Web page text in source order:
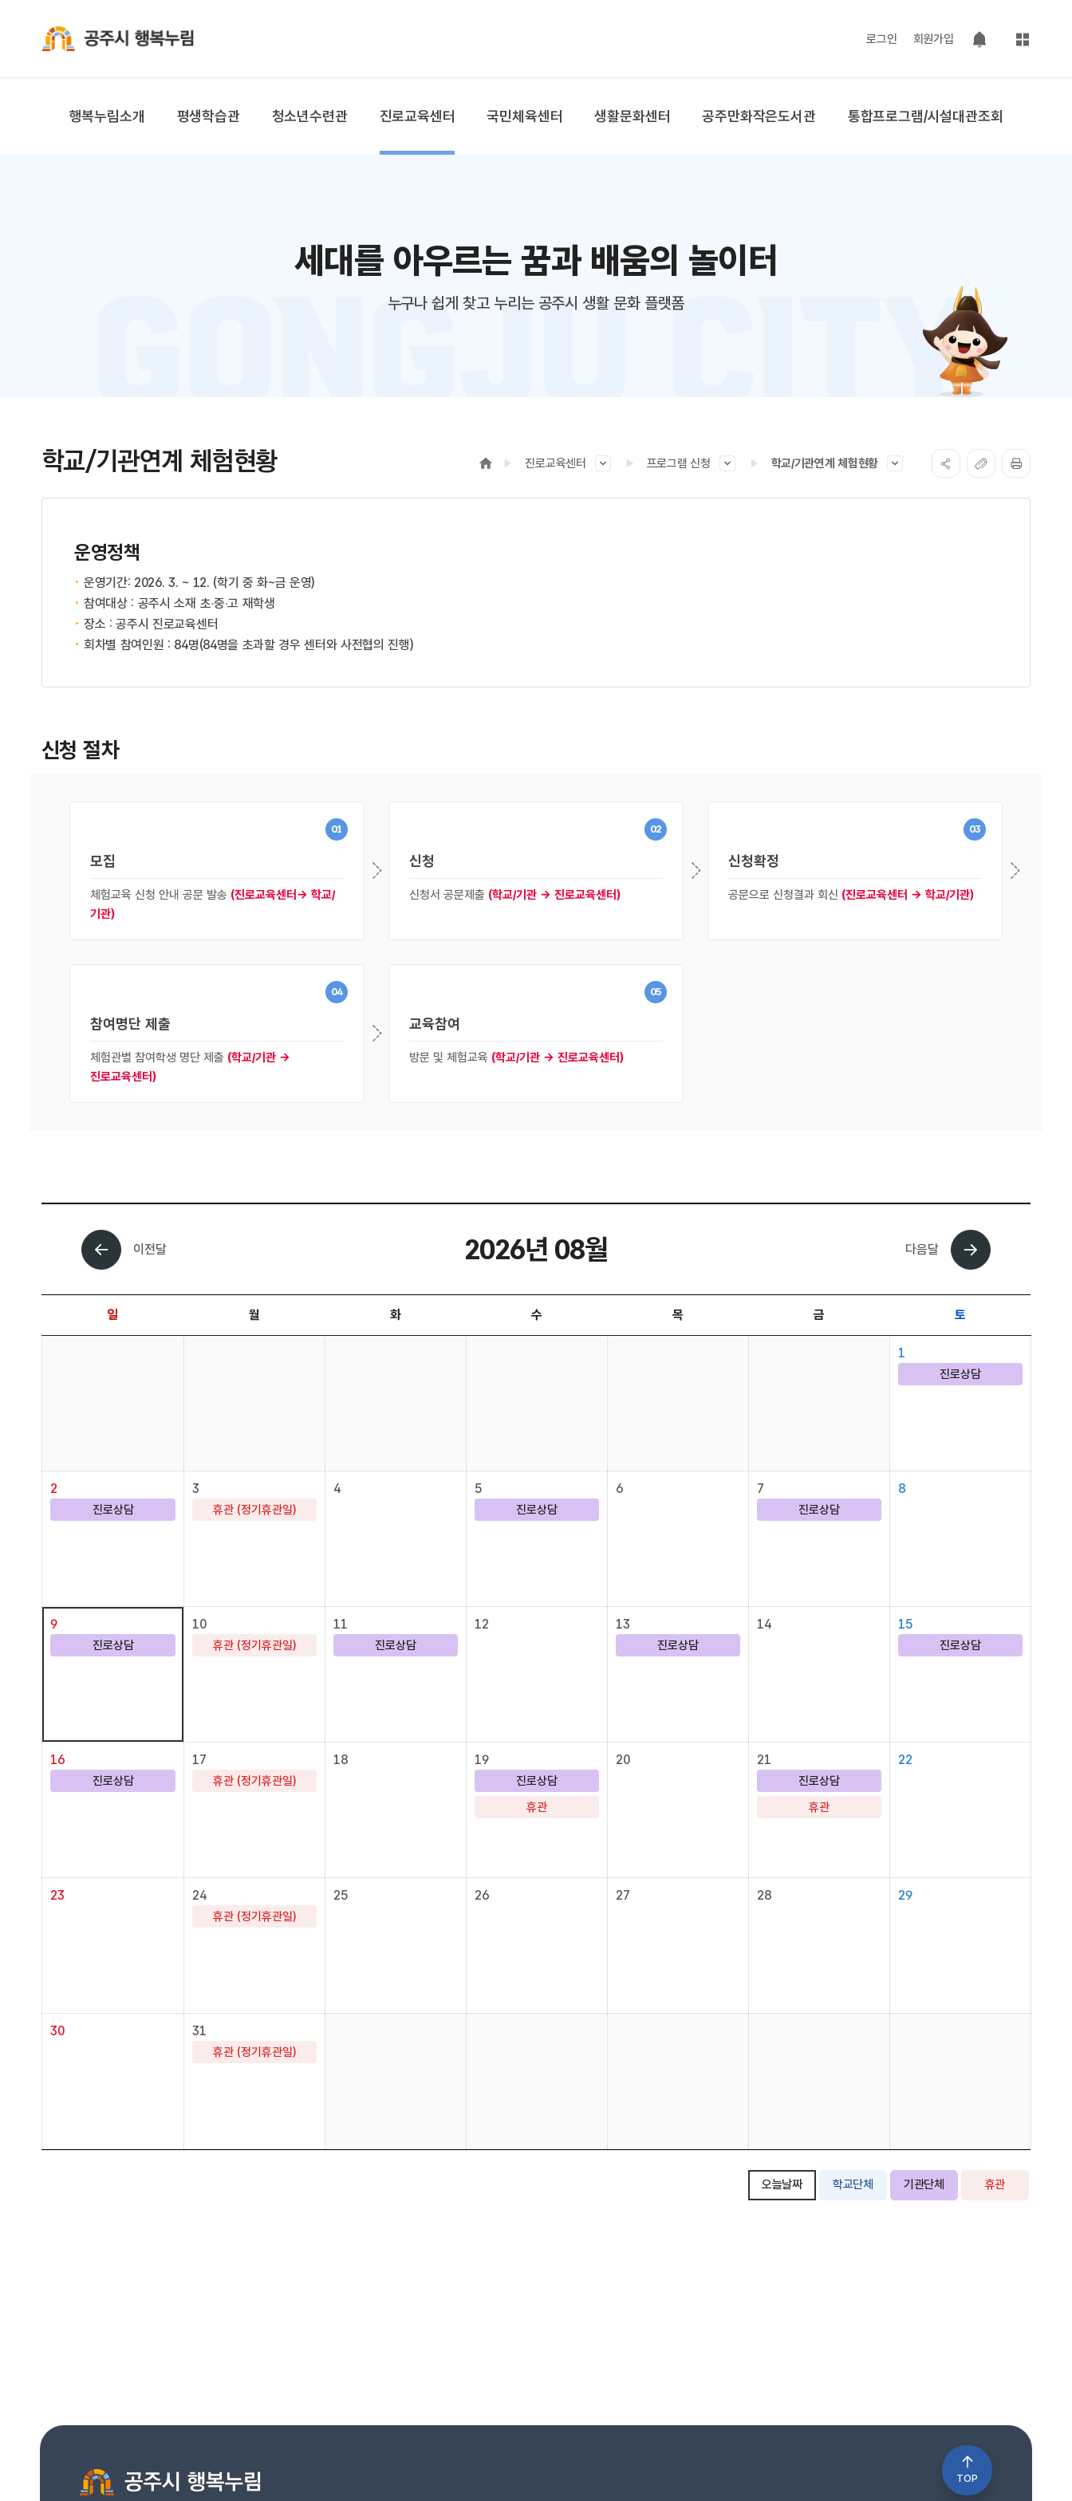
로그인 회원가입
팝업 열기
사이트맵
행복누림소개 평생학습관 청소년수련관 진로교육센터 국민체육센터 생활문화센터 공주만화작은도서관 통합프로그램/시설대관조회
세대를 아우르는 꿈과 배움의 놀이터
누구나 쉽게 찾고 누리는 공주시 생활 문화 플랫폼
학교/기관연계 체험현황 진로교육센터 프로그램 신청 학교/기관연계 체험현황
운영정책
운영기간: 2026. 3. ~ 12. (학기 중 화~금 운영)
참여대상 : 공주시 소재 초‧중‧고 재학생
장소 : 공주시 진로교육센터
회차별 참여인원 : 84명(84명을 초과할 경우 센터와 사전협의 진행)
신청 절차
01
모집
체험교육 신청 안내 공문 발송 (진로교육센터→ 학교/
기관)
02
신청
신청서 공문제출 (학교/기관 → 진로교육센터)
03
신청확정
공문으로 신청결과 회신 (진로교육센터 → 학교/기관)
04
참여명단 제출
체험관별 참여학생 명단 제출 (학교/기관 →
진로교육센터)
05
교육참여
방문 및 체험교육 (학교/기관 → 진로교육센터)
이전달 2026년 08월 다음달
날짜 선택 달력입니다.
일
월 화 수 목 금 토
1
진로상담
2
진로상담
3
휴관 (정기휴관일)
4 5
진로상담
6 7
진로상담
8
9
진로상담
10
휴관 (정기휴관일)
11
진로상담
12 13
진로상담
14 15
진로상담
16
진로상담
17
휴관 (정기휴관일)
18 19
진로상담
휴관
20 21
진로상담
휴관
22
23 24
휴관 (정기휴관일)
25 26 27 28 29
30 31
휴관 (정기휴관일)
오늘날짜 학교단체 기관단체 휴관
TOP